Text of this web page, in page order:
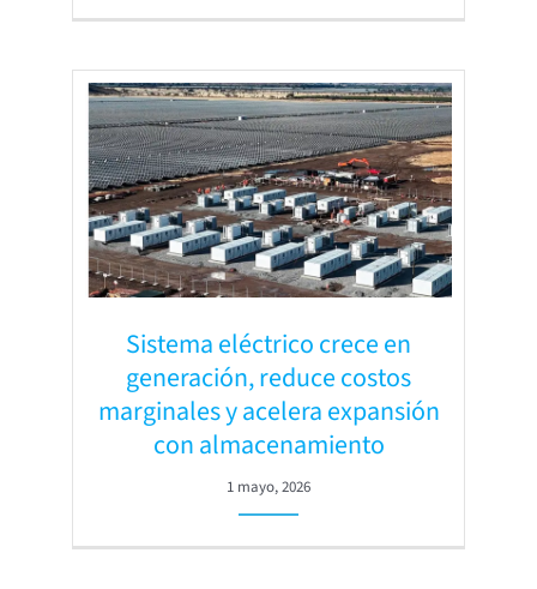
Sistema eléctrico crece en
generación, reduce costos
marginales y acelera expansión
con almacenamiento
1 mayo, 2026